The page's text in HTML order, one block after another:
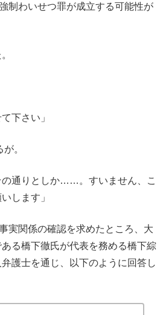
制わいせつ罪が成立する可能性が
下さい」
。
の通りとしか……。すいません、こ
します」
実関係の確認を求めたところ、大
る橋下徹氏が代表を務める橋下綜
護士を通じ、以下のように回答し